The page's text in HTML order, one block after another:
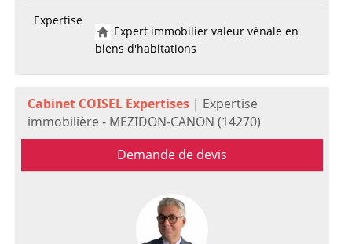
Expertise
Expert immobilier valeur vénale en
biens d'habitations
Cabinet COISEL Expertises| Expertise
immobilière - MEZIDON-CANON (14270)
Demande de devis